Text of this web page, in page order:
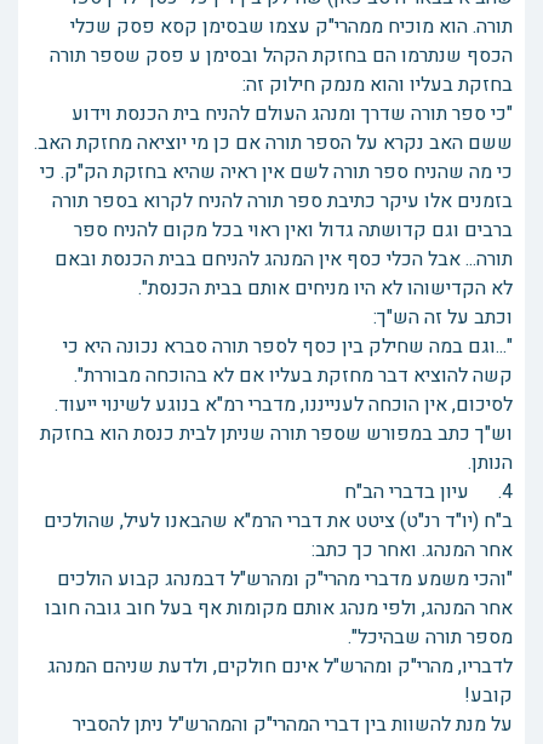
תורה. הוא מוכיח ממהרי"ק עצמו שבסימן קסא פסק שכלי
הכסף שנתרמו הם בחזקת הקהל ובסימן ע פסק שספר תורה
בחזקת בעליו והוא מנמק חילוק זה:
"כי ספר תורה שדרך ומנהג העולם להניח בית הכנסת וידוע
ששם האב נקרא על הספר תורה אם כן מי יוציאה מחזקת האב.
כי מה שהניח ספר תורה לשם אין ראיה שהיא בחזקת הק"ק. כי
בזמנים אלו עיקר כתיבת ספר תורה להניח לקרוא בספר תורה
ברבים וגם קדושתה גדול ואין ראוי בכל מקום להניח ספר
תורה... אבל הכלי כסף אין המנהג להניחם בבית הכנסת ובאם
לא הקדישוהו לא היו מניחים אותם בבית הכנסת".
וכתב על זה הש"ך:
"...וגם במה שחילק בין כסף לספר תורה סברא נכונה היא כי
קשה להוציא דבר מחזקת בעליו אם לא בהוכחה מבוררת".
לסיכום, אין הוכחה לענייננו, מדברי רמ"א בנוגע לשינוי ייעוד.
וש"ך כתב במפורש שספר תורה שניתן לבית כנסת הוא בחזקת
הנותן.
4. עיון בדברי הב"ח
ב"ח (יו"ד רנ"ט) ציטט את דברי הרמ"א שהבאנו לעיל, שהולכים
אחר המנהג. ואחר כך כתב:
"והכי משמע מדברי מהרי"ק ומהרש"ל דבמנהג קבוע הולכים
אחר המנהג, ולפי מנהג אותם מקומות אף בעל חוב גובה חובו
מספר תורה שבהיכל".
לדבריו, מהרי"ק ומהרש"ל אינם חולקים, ולדעת שניהם המנהג
קובע!
על מנת להשוות בין דברי המהרי"ק והמהרש"ל ניתן להסביר